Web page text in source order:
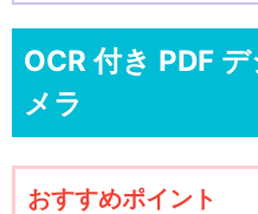
OCR 付き PDF
メラ
おすすめポイント